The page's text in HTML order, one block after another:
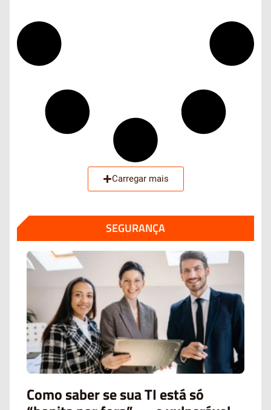
Carregar mais
SEGURANÇA
Como saber se sua TI está só